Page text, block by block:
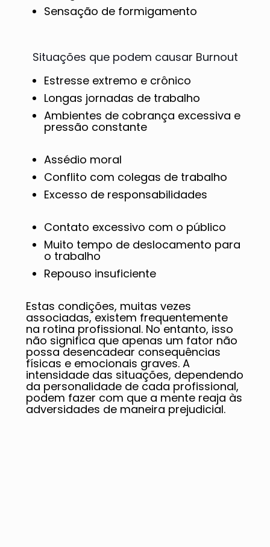
Sensação de formigamento
Situações que podem causar Burnout
Estresse extremo e crônico
Longas jornadas de trabalho
Ambientes de cobrança excessiva e
pressão constante
Assédio moral
Conflito com colegas de trabalho
Excesso de responsabilidades
Contato excessivo com o público
Muito tempo de deslocamento para
o trabalho
Repouso insuficiente
Estas condições, muitas vezes
associadas, existem frequentemente
na rotina profissional. No entanto, isso
não significa que apenas um fator não
possa desencadear consequências
físicas e emocionais graves. A
intensidade das situações, dependendo
da personalidade de cada profissional,
podem fazer com que a mente reaja às
adversidades de maneira prejudicial.